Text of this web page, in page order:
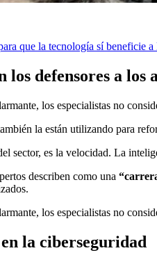
que la tecnología sí beneficie a
defensores a los
los especialistas no
la están utilizando para
sector, es la velocidad. La
describen como una
los especialistas no
la ciberseguridad